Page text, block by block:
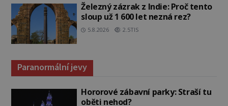
Železný zázrak z Indie: Proč tento
sloup už 1 600 let nezná rez?
5.8.2026 2.5TIS
Paranormální jevy
Hororové zábavní parky: Straší tu
oběti nehod?